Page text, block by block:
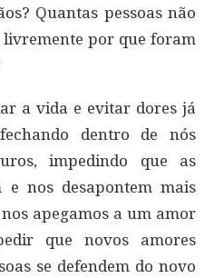
Quantas pessoas não
livremente por que foram
a vida e evitar dores já
dentro de nós
impedindo que as
e nos desapontem mais
apegamos a um amor
que novos amores
se defendem do novo